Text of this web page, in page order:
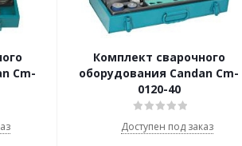
Cm-
Комплект сварочного
оборудования Candan Cm-
0120-40
Доступен под заказ